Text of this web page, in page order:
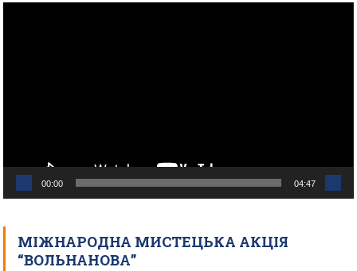
00:00 04:47
МІЖНАРОДНА МИСТЕЦЬКА АКЦІЯ
“ВОЛЬНАНОВА”